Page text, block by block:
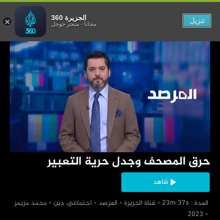
‏حرق المصحف وجدل حرية التعبير
شاهد
‏ المدة : 23m 37s
‏قناة الجزيرة ‏المرصد ‏اجتماعي، دين
‏محمد مزيمز
حرية التعبير
الجزيرة 360
مجاناً-متجر جوجل تنزيل